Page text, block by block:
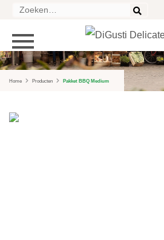
HOME
Zoeken
PRODUCTEN
Home Producten Pakket BBQ Medium